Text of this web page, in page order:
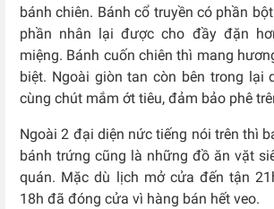
bánh chiên. Bánh cổ truyền có phần
phần nhân lại được cho đầy đặn
miệng. Bánh cuốn chiên thì mang
biệt. Ngoài giòn tan còn bên trong lại
cùng chút mắm ớt tiêu, đảm bảo phê
Ngoài 2 đại diện nức tiếng nói trên thì
bánh trứng cũng là những đồ ăn vặt
quán. Mặc dù lịch mở cửa đến tận
18h đã đóng cửa vì hàng bán hết veo.